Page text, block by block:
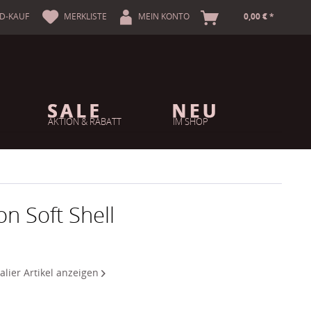
KAUF MERKLISTE A MEIN KONTO 0,00 € *
AKTION & RABATT IM SHOP
Soft Shell
Artikel anzeigen